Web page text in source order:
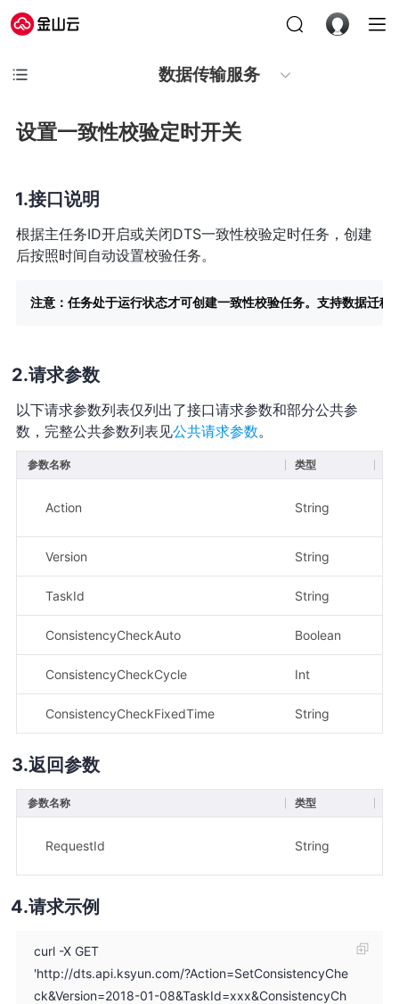
数据传输服务
设置一致性校验定时开关
接口说明
根据主任务ID开启或关闭DTS一致性校验定时任务，创建
后按照时间自动设置校验任务。
注意：任务处于运行状态才可创建一致性校验任务。支持数据迁移
请求参数
以下请求参数列表仅列出了接口请求参数和部分公共参
数，完整公共参数列表见公共请求参数。
参数名称 类型
Action String
Version String
TaskId String
ConsistencyCheckAuto Boolean
ConsistencyCheckCycle Int
ConsistencyCheckFixedTime String
返回参数
参数名称 类型
RequestId String
请求示例
curl -X GET
'http://dts.api.ksyun.com/?Action=SetConsistencyChe
ck&Version=2018-01-08&TaskId=xxx&ConsistencyCh